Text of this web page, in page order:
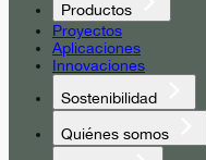
Productos
Proyectos
Aplicaciones
Innovaciones
Sostenibilidad
Quiénes somos